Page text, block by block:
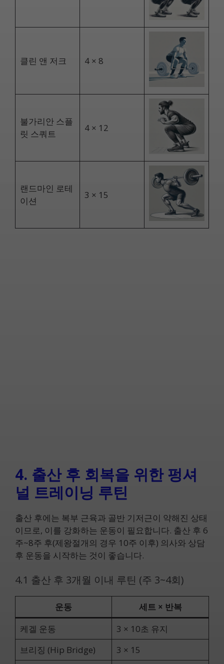
클린 앤 저크 4 × 8
불가리안 스플
릿 스쿼트
4 × 12
랜드마인 로테
이션
3 × 15
4. 출산 후 회복을 위한 펑셔
널 트레이닝 루틴
출산 후에는 복부 근육과 골반 기저근이 약해진 상태
이므로, 이를 강화하는 운동이 필요합니다. 출산 후 6
주~8주 후(제왕절개의 경우 10주 이후) 의사와 상담
후 운동을 시작하는 것이 좋습니다.
4.1 출산 후 3개월 이내 루틴 (주 3~4회)
운동
세트 × 반복
케겔 운동
3 × 10초 유지
브리징 (Hip Bridge)
3 × 15